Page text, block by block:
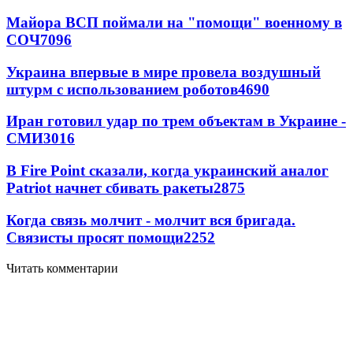
Майора ВСП поймали на "помощи" военному в
СОЧ7096
Украина впервые в мире провела воздушный
штурм с использованием роботов4690
Иран готовил удар по трем объектам в Украине -
СМИ3016
В Fire Point сказали, когда украинский аналог
Patriot начнет сбивать ракеты2875
Когда связь молчит - молчит вся бригада.
Связисты просят помощи2252
Читать комментарии